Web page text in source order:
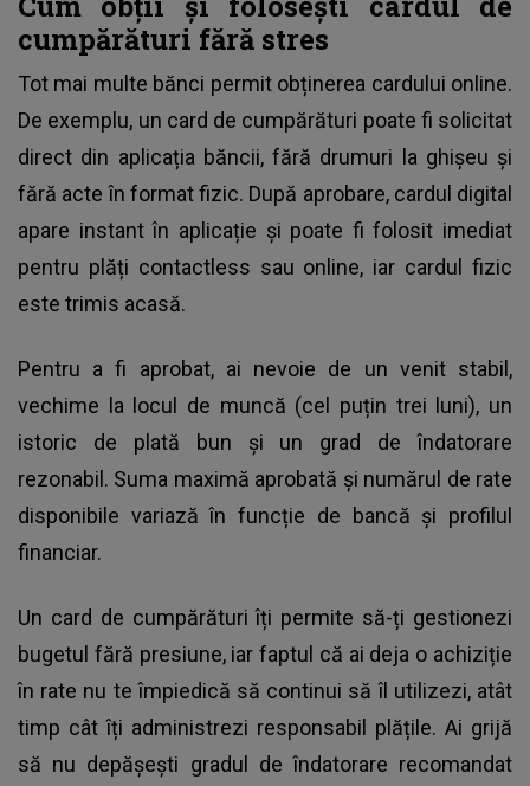
cumpărături fără stres
Tot mai multe bănci permit obținerea cardului online.
De exemplu, un card de cumpărături poate fi solicitat
direct din aplicația băncii, fără drumuri la ghișeu și
fără acte în format fizic. După aprobare, cardul digital
apare instant în aplicație și poate fi folosit imediat
pentru plăți contactless sau online, iar cardul fizic
este trimis acasă.
Pentru a fi aprobat, ai nevoie de un venit stabil,
vechime la locul de muncă (cel puțin trei luni), un
istoric de plată bun și un grad de îndatorare
rezonabil. Suma maximă aprobată și numărul de rate
disponibile variază în funcție de bancă și profilul
financiar.
Un card de cumpărături îți permite să-ți gestionezi
bugetul fără presiune, iar faptul că ai deja o achiziție
în rate nu te împiedică să continui să îl utilizezi, atât
timp cât îți administrezi responsabil plățile. Ai grijă
să nu depășești gradul de îndatorare recomandat